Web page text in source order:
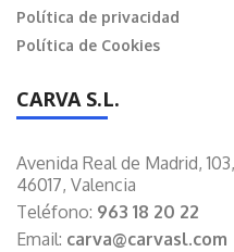
Política de privacidad
Política de Cookies
CARVA S.L.
Avenida Real de Madrid, 103,
46017, Valencia
Teléfono: 963 18 20 22
Email: carva@carvasl.com